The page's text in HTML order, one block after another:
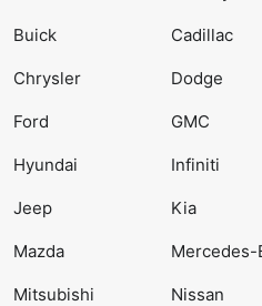
Buick Cadillac
Chrysler Dodge
Ford GMC
Hyundai Infiniti
Jeep Kia
Mazda Mercedes-
Mitsubishi Nissan